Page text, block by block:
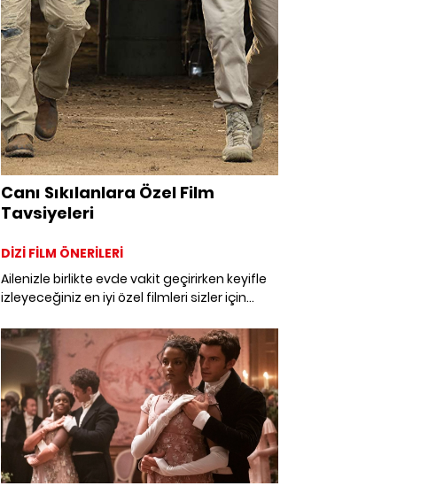
Canı Sıkılanlara Özel Film
Tavsiyeleri
DİZİ FİLM ÖNERİLERİ
Ailenizle birlikte evde vakit geçirirken keyifle
izleyeceğiniz en iyi özel filmleri sizler için
Sıkılmadan izlenecek filmler, En iyi sürükleyici
filmler.